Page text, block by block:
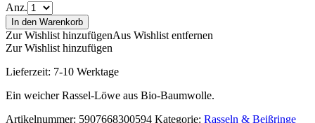
Anz.
In den Warenkorb
Zur Wishlist hinzufügenAus Wishlist entfernen
Zur Wishlist hinzufügen
Lieferzeit: 7-10 Werktage
Ein weicher Rassel-Löwe ​​aus Bio-Baumwolle.
Artikelnummer: 5907668300594 Kategorie: Rasseln & Beißringe